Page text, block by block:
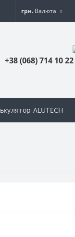
грн. Валюта
+38 (068) 714 10 22
ALUTECH